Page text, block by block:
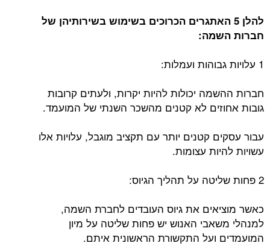
להלן 5 האתגרים הכרוכים בשימוש בשירותיהן של
חברות השמה:
1 עלויות גבוהות ועמלות:
חברות ההשמה יכולות להיות יקרות, ולעתים קרובות
גובות אחוזים לא קטנים מהשכר השנתי של המועמד.
עבור עסקים קטנים יותר עם תקציב מוגבל, עלויות אלו
עשויות להיות עצומות.
2 פחות שליטה על תהליך הגיוס:
כאשר מוציאים את גיוס העובדים לחברת השמה,
למנהלי משאבי האנוש יש פחות שליטה על מיון
המועמדים ועל התקשורת הראשונית איתם.